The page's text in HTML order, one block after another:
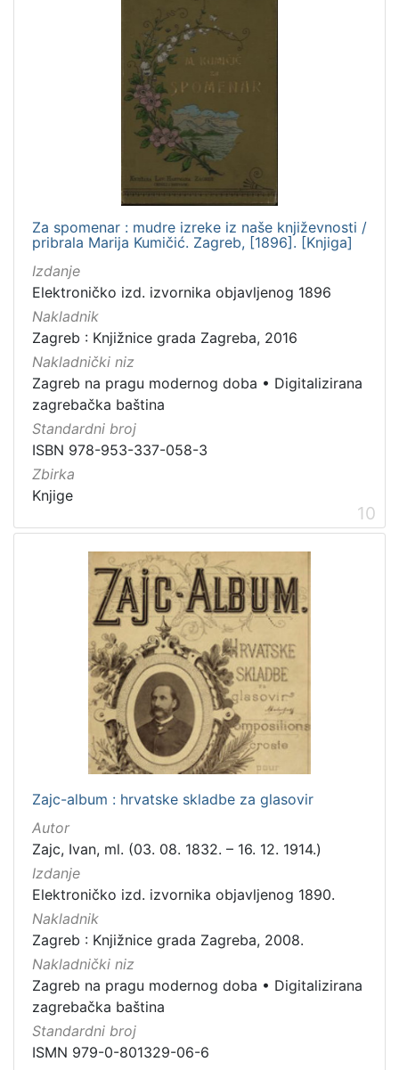
Za spomenar : mudre izreke iz naše književnosti /
pribrala Marija Kumičić. Zagreb, [1896]. [Knjiga]
Izdanje
Elektroničko izd. izvornika objavljenog 1896
Nakladnik
Zagreb : Knjižnice grada Zagreba, 2016
Nakladnički niz
Zagreb na pragu modernog doba • Digitalizirana
zagrebačka baština
Standardni broj
ISBN 978-953-337-058-3
Zbirka
Knjige
10
Zajc-album : hrvatske skladbe za glasovir
Autor
Zajc, Ivan, ml. (03. 08. 1832. – 16. 12. 1914.)
Izdanje
Elektroničko izd. izvornika objavljenog 1890.
Nakladnik
Zagreb : Knjižnice grada Zagreba, 2008.
Nakladnički niz
Zagreb na pragu modernog doba • Digitalizirana
zagrebačka baština
Standardni broj
ISMN 979-0-801329-06-6